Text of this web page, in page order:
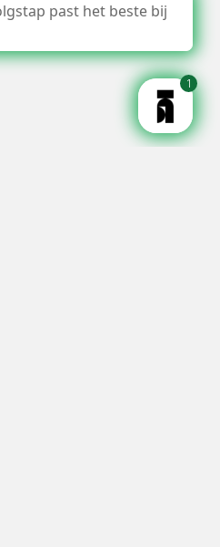
past het beste bij
1